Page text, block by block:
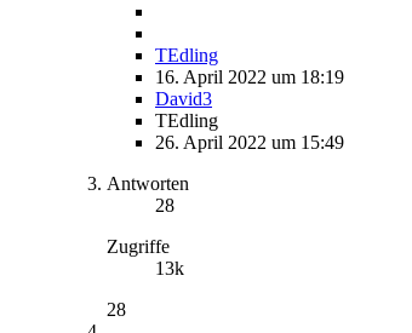
TEdling
16. April 2022 um 18:19
David3
TEdling
26. April 2022 um 15:49
Antworten
28
Zugriffe
13k
28